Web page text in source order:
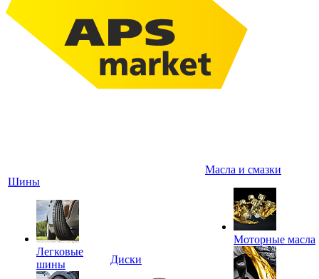
Шины
Легковые
шины
Диски
Масла и смазки
Моторные масла